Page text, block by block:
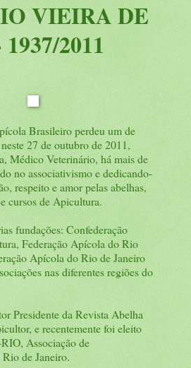
VIEIRA DE
2011
Brasileiro perdeu um de
27 de outubro de 2011,
Médico Veterinário, há mais de
no associativismo e dedicando-
respeito e amor pelas abelhas,
cursos de Apicultura.
fundações: Confederação
Federação Apícola do Rio
Apícola do Rio de Janeiro
nas diferentes regiões do
Presidente da Revista Abelha
e recentemente foi eleito
Associação de
de Janeiro.